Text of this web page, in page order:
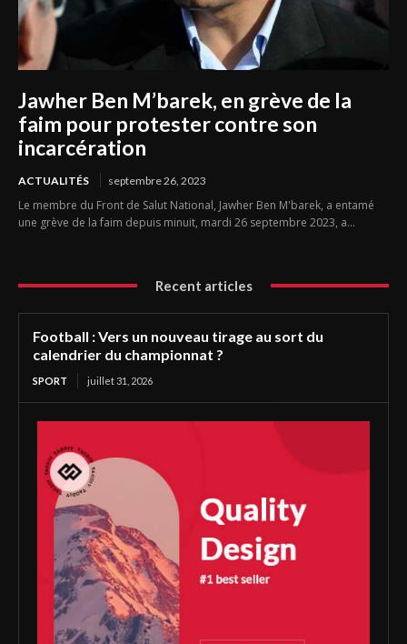
Jawher Ben M’barek, en grève de la
faim pour protester contre son
incarcération
ACTUALITÉS septembre 26, 2023
Le membre du Front de Salut National, Jawher Ben M'barek, a entamé
une grève de la faim depuis minuit, mardi 26 septembre 2023, a...
Recent articles
Football : Vers un nouveau tirage au sort du
calendrier du championnat ?
SPORT juillet 31, 2026